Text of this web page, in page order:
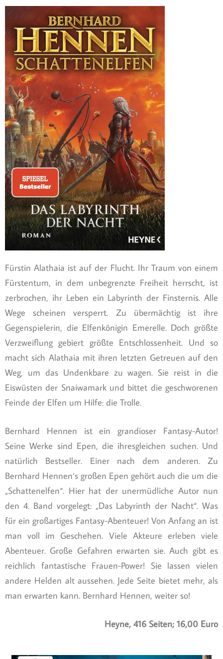
Fürstin Alathaia ist auf der Flucht. Ihr Traum von einem
Fürstentum, in dem unbegrenzte Freiheit herrscht, ist
zerbrochen, ihr Leben ein Labyrinth der Finsternis. Alle
Wege scheinen versperrt. Zu übermächtig ist ihre
Gegenspielerin, die Elfenkönigin Emerelle. Doch größte
Verzweiflung gebiert größte Entschlossenheit. Und so
macht sich Alathaia mit ihren letzten Getreuen auf den
Weg, um das Undenkbare zu wagen. Sie reist in die
Eiswüsten der Snaiwamark und bittet die geschworenen
Feinde der Elfen um Hilfe: die Trolle.
Bernhard Hennen ist ein grandioser Fantasy-Autor!
Seine Werke sind Epen, die ihresgleichen suchen. Und
natürlich Bestseller. Einer nach dem anderen. Zu
Bernhard Hennen‘s großen Epen gehört auch die um die
„Schattenelfen“. Hier hat der unermüdliche Autor nun
den 4. Band vorgelegt: „Das Labyrinth der Nacht“. Was
für ein großartiges Fantasy-Abenteuer! Von Anfang an ist
man voll im Geschehen. Viele Akteure erleben viele
Abenteuer. Große Gefahren erwarten sie. Auch gibt es
reichlich fantastische Frauen-Power! Sie lassen vielen
andere Helden alt aussehen. Jede Seite bietet mehr, als
man erwarten kann. Bernhard Hennen, weiter so!
Heyne, 416 Seiten; 16,00 Euro